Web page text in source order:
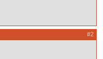
#2